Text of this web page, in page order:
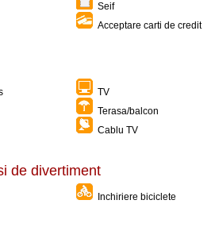
Seif
Acceptare carti de credit
TV
Terasa/balcon
Cablu TV
de divertiment
Inchiriere biciclete